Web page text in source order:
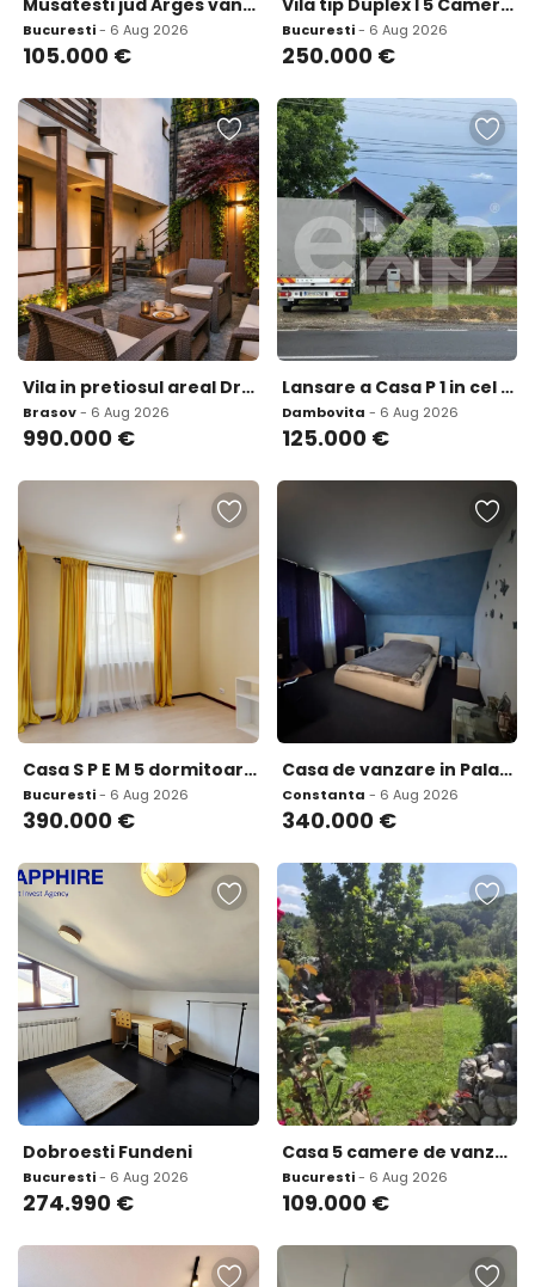
Bucuresti- 6 Aug 2026
105.000 €
Bucuresti- 6 Aug 2026
250.000 €
Vila in pretiosul areal Drumul Poienii Centru Istoric M
Brasov- 6 Aug 2026
990.000 €
Lansare a Casa P 1 in cel mai mare cartier rezid
Dambovita - 6 Aug 2026
125.000 €
Casa S P E M 5 dormitoare mansarda 85 mp garaj - zona
Bucuresti- 6 Aug 2026
390.000 €
Casa de vanzare in Palazu Mare 4 camere Teren 655 mp
Constanta - 6 Aug 2026
340.000 €
Dobroesti Fundeni
Bucuresti- 6 Aug 2026
274.990 €
Casa 5 camere de vanzare in Mislea
Bucuresti- 6 Aug 2026
109.000 €